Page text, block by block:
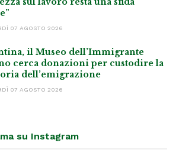
07 AGOSTO 2026
il Museo dell’Immigrante
cerca donazioni per custodire la
dell’emigrazione
07 AGOSTO 2026
su Instagram